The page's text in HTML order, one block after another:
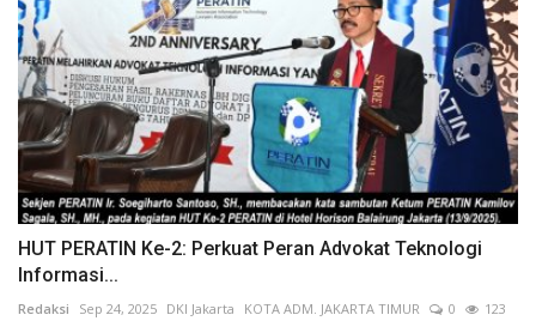
HUT PERATIN Ke-2: Perkuat Peran Advokat Teknologi
Informasi...
Redaksi Sep 24, 2025 DKI Jakarta KOTA ADM. JAKARTA TIMUR 0
123